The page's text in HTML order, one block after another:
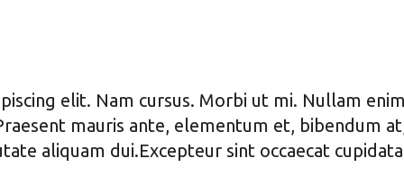
elit. Nam cursus. Morbi ut mi. Nullam
mauris ante, elementum et, bibendum
aliquam dui.Excepteur sint occaecat